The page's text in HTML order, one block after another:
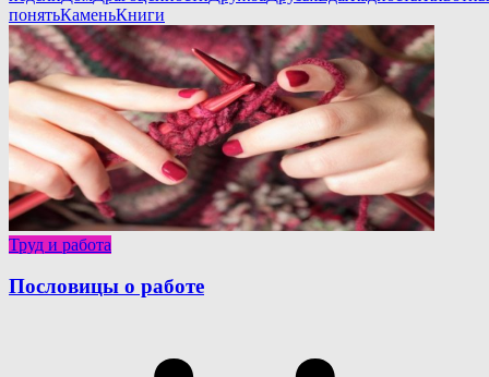
понятьКаменьКниги
Труд и работа
Пословицы о работе